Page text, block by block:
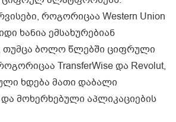
როგორიცაა Western Union
ხანია ემსახურებიან
თუმცა ბოლო წლებში ციფრული
TransferWise და Revolut,
ხდება მათი დაბალი
და მოხერხებული აპლიკაციების